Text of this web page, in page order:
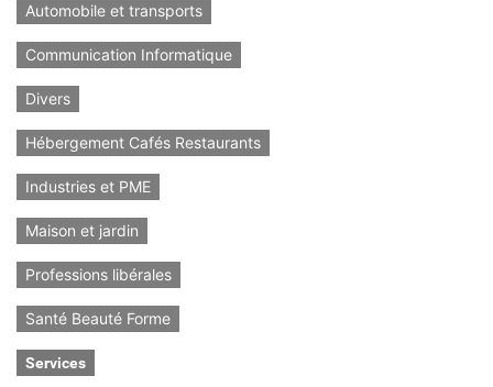
Automobile et transports
Communication Informatique
Divers
Hébergement Cafés Restaurants
Industries et PME
Maison et jardin
Professions libérales
Santé Beauté Forme
Services